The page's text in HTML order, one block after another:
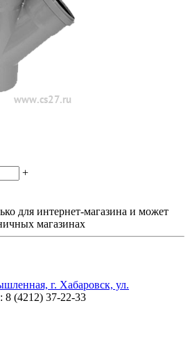
+
для интернет-магазина и может
магазинах
г. Хабаровск, ул.
8 (4212) 37-22-33